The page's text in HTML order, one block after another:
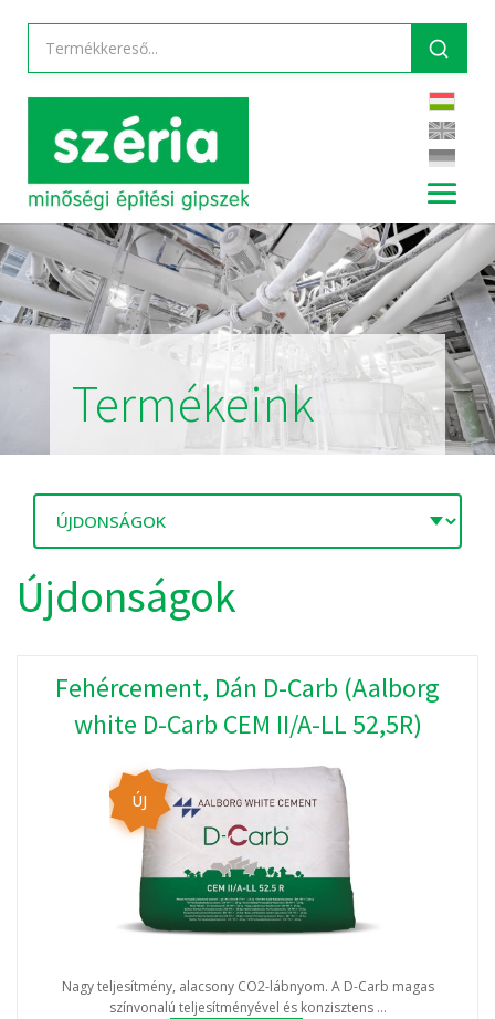
Termékeink
Újdonságok
Fehércement, Dán D-Carb (Aalborg
white D-Carb CEM II/A-LL 52,5R)
ÚJ
Nagy teljesítmény, alacsony CO2-lábnyom. A D-Carb magas
színvonalú teljesítményével és konzisztens ...